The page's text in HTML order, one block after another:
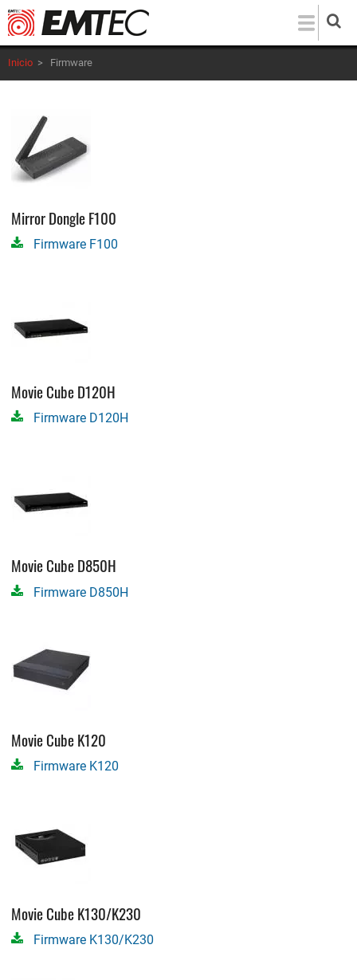
Pasar
al
contenido
principal
Inicio > Firmware
Mirror Dongle F100
Firmware F100
Movie Cube D120H
Firmware D120H
Movie Cube D850H
Firmware D850H
Movie Cube K120
Firmware K120
Movie Cube K130/K230
Firmware K130/K230